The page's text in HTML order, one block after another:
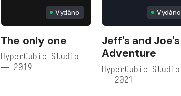
Vydáno
The only one
HyperCubic Studio
— 2019
Vydáno
Jeff's and Joe's
Adventure
HyperCubic Studio
— 2021